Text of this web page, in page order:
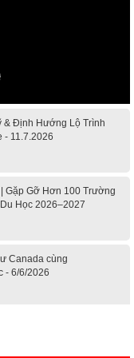
& Định Hướng Lộ Trình
- 11.7.2026
Gặp Gỡ Hơn 100 Trường
Học 2026–2027
Canada cùng
- 6/6/2026
- Đại học Mỹ học phí